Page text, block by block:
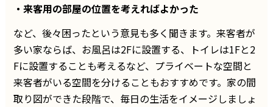
・来客用の部屋の位置を考えればよかった
など、後々困ったという意見も多く聞きます。来客者が
多い家ならば、お風呂は2Fに設置する、トイレは1Fと2
Fに設置することも考えるなど、プライベートな空間と
来客者がいる空間を分けることもおすすめです。家の間
取り図ができた段階で、毎日の生活をイメージしましょ